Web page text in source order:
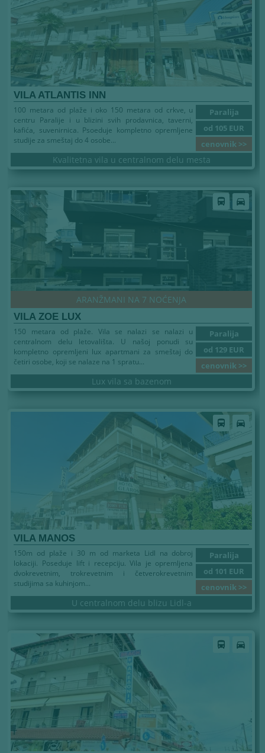
VILA ATLANTIS INN
Paralija
od 105 EUR
cenovnik >>
100 metara od plaže i oko 150 metara od crkve, u
centru Paralije i u blizini svih prodavnica, taverni,
kafića, suvenirnica. Psoeduje kompletno opremljene
studije za smeštaj do 4 osobe...
Kvalitetna vila u centralnom delu mesta
Leto 2026 directions_bus directions_car
ARANŽMANI NA 7 NOĆENJA
VILA ZOE LUX
Paralija
od 129 EUR
cenovnik >>
150 metara od plaže. Vila se nalazi se nalazi u
centralnom delu letovališta. U našoj ponudi su
kompletno opremljeni lux apartmani za smeštaj do
četiri osobe, koji se nalaze na 1 spratu...
Lux vila sa bazenom
directions_bus directions_car
VILA MANOS
Paralija
od 101 EUR
cenovnik >>
150m od plaže i 30 m od marketa Lidl na dobroj
lokaciji. Poseduje lift i recepciju. Vila je opremljena
dvokrevetnim, trokrevetnim i četverokrevetnim
studijima sa kuhinjom...
U centralnom delu blizu Lidl-a
Leto 2026 directions_bus directions_car